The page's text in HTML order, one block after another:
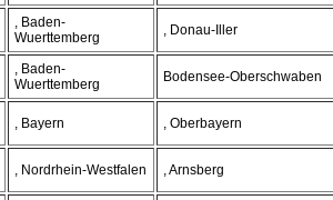
, Baden-
Wuerttemberg
, Donau-Iller
, Baden-
Wuerttemberg
Bodensee-Oberschwaben
, Bayern , Oberbayern
, Nordrhein-Westfalen , Arnsberg